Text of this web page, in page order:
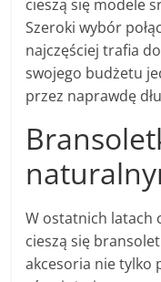
cieszą się modele
Szeroki wybór
najczęściej trafia
swojego budżetu
przez naprawdę
W ostatnich latach
cieszą się
akcesoria nie tylko